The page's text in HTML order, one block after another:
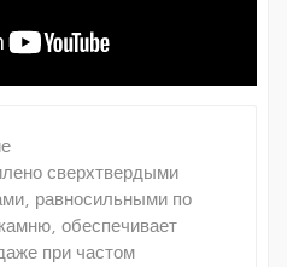
сверхтвердыми
равносильными по
обеспечивает
при частом